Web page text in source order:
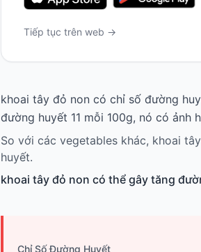
Tiếp tục trên web →
khoai tây đỏ non có chỉ số đường
đường huyết 11 mỗi 100g, nó có ảnh
So với các vegetables khác, khoai
huyết.
khoai tây đỏ non có thể gây tăng
Chỉ Số Đường Huyết